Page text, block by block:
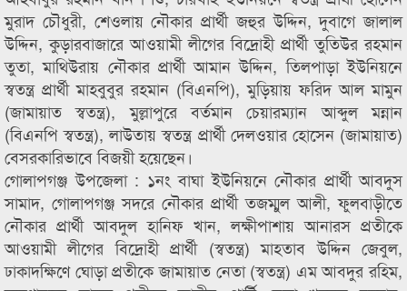
মুরাদ চৌধুরী, শেওলায় নৌকার প্রার্থী জহুর উদ্দিন, দুবাগে জালাল
উদ্দিন, কুড়ারবাজারে আওয়ামী লীগের বিদ্রোহী প্রার্থী তুতিউর রহমান
তুতা, মাথিউরায় নৌকার প্রার্থী আমান উদ্দিন, তিলপাড়া ইউনিয়নে
স্বতন্ত্র প্রার্থী মাহবুবুর রহমান (বিএনপি), মুড়িয়ায় ফরিদ আল মামুন
(জামায়াত স্বতন্ত্র), মুল্লাপুরে বর্তমান চেয়ারম্যান আব্দুল মন্নান
(বিএনপি স্বতন্ত্র), লাউতায় স্বতন্ত্র প্রার্থী দেলওয়ার হোসেন (জামায়াত)
বেসরকারিভাবে বিজয়ী হয়েছেন।
গোলাপগঞ্জ উপজেলা : ১নং বাঘা ইউনিয়নে নৌকার প্রার্থী আবদুস
সামাদ, গোলাপগঞ্জ সদরে নৌকার প্রার্থী তজম্মুল আলী, ফুলবাড়ীতে
নৌকার প্রার্থী আবদুল হানিফ খান, লক্ষীপাশায় আনারস প্রতীকে
আওয়ামী লীগের বিদ্রোহী প্রার্থী (স্বতন্ত্র) মাহতাব উদ্দিন জেবুল,
ঢাকাদক্ষিণে ঘোড়া প্রতীকে জামায়াত নেতা (স্বতন্ত্র) এম আবদুর রহিম,